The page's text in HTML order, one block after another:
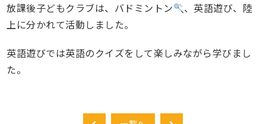
放課後子どもクラブは、バドミントン
、英語遊び、陸
上に分かれて活動しました。
英語遊びでは英語のクイズをして楽しみながら学びまし
た。